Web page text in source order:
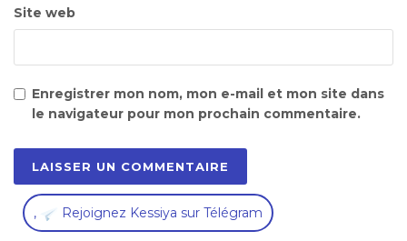
Site web
Enregistrer mon nom, mon e-mail et mon site dans
le navigateur pour mon prochain commentaire.
, Rejoignez Kessiya sur Télégram